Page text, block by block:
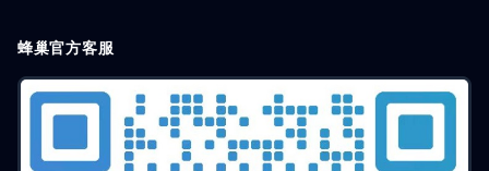
蜂巢官方客服